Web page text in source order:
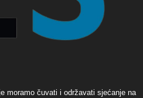
moramo čuvati i održavati sjećanje na